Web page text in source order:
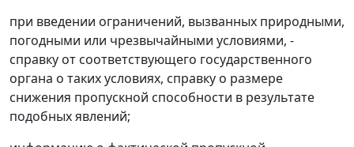
при введении ограничений, вызванных природными,
погодными или чрезвычайными условиями, -
справку от соответствующего государственного
органа о таких условиях, справку о размере
снижения пропускной способности в результате
подобных явлений;